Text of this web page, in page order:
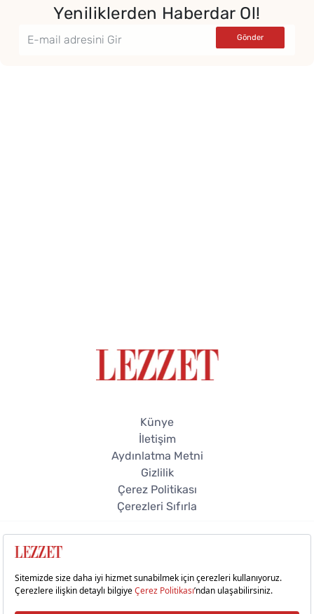
Yeniliklerden Haberdar Ol!
Künye
İletişim
Aydınlatma Metni
Gizlilik
Çerez Politikası
Çerezleri Sıfırla